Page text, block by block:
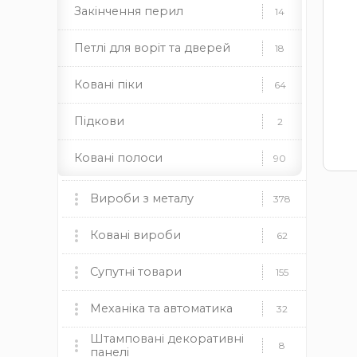
Закінчення перил 14
Петлі для воріт та дверей 18
Ковані піки 64
Підкови 2
Ковані полоси 90
Ковані поручні 5
Профілі для хомутів 4
Ковані розети 133
Ковані квіти 69
Ковані кулі 46
Вироби з металу 378
Мангали, пічки та аксесуари 60
мангали пічки
Камінні топки BOKAR
Ковані вироби 62
Ковані ворота 9
Ковані огорожі 12
Ковані навіси 8
Супутні товари 155
Пластикові заглушки 37
круглі прямокутні квадратні
Механіка та автоматика 32
Механіка 19
Штамповані декоративні
панелі
8